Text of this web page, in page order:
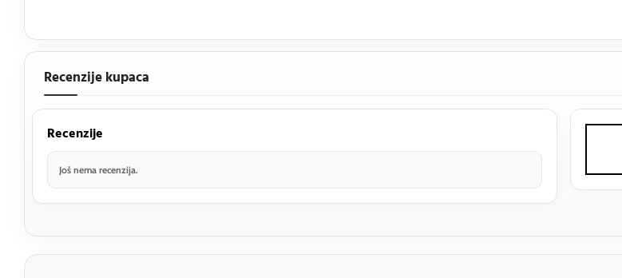
Recenzije kupaca
Recenzije
Još nema recenzija.